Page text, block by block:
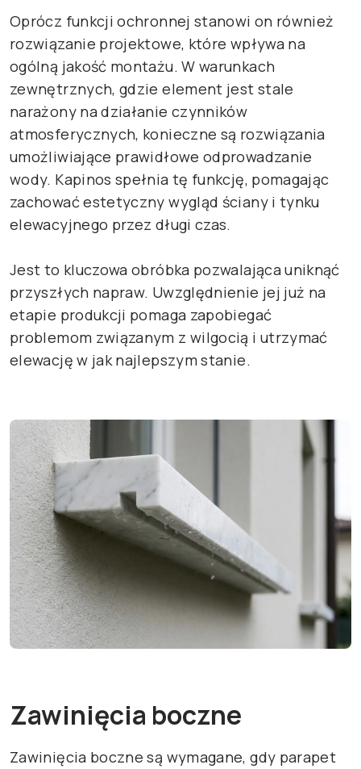
Oprócz funkcji ochronnej stanowi on również
rozwiązanie projektowe, które wpływa na
ogólną jakość montażu. W warunkach
zewnętrznych, gdzie element jest stale
narażony na działanie czynników
atmosferycznych, konieczne są rozwiązania
umożliwiające prawidłowe odprowadzanie
wody. Kapinos spełnia tę funkcję, pomagając
zachować estetyczny wygląd ściany i tynku
elewacyjnego przez długi czas.
Jest to kluczowa obróbka pozwalająca uniknąć
przyszłych napraw. Uwzględnienie jej już na
etapie produkcji pomaga zapobiegać
problemom związanym z wilgocią i utrzymać
elewację w jak najlepszym stanie.
Zawinięcia boczne
Zawinięcia boczne są wymagane, gdy parapet